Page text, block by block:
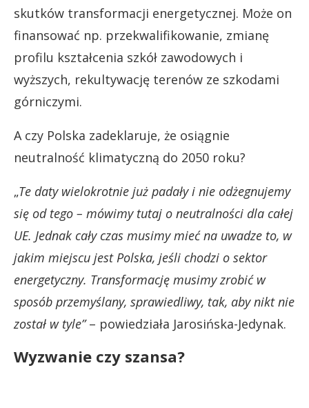
skutków transformacji energetycznej. Może on
finansować np. przekwalifikowanie, zmianę
profilu kształcenia szkół zawodowych i
wyższych, rekultywację terenów ze szkodami
górniczymi.
A czy Polska zadeklaruje, że osiągnie
neutralność klimatyczną do 2050 roku?
„Te daty wielokrotnie już padały i nie odżegnujemy
się od tego – mówimy tutaj o neutralności dla całej
UE. Jednak cały czas musimy mieć na uwadze to, w
jakim miejscu jest Polska, jeśli chodzi o sektor
energetyczny. Transformację musimy zrobić w
sposób przemyślany, sprawiedliwy, tak, aby nikt nie
został w tyle”– powiedziała Jarosińska-Jedynak.
Wyzwanie czy szansa?